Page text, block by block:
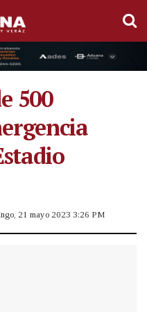
500
21 mayo 2023 3:26 PM